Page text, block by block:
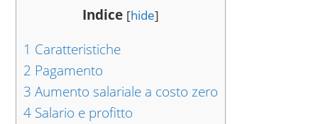
Indice [hide]
1 Caratteristiche
2 Pagamento
3 Aumento salariale a costo zero
4 Salario e profitto